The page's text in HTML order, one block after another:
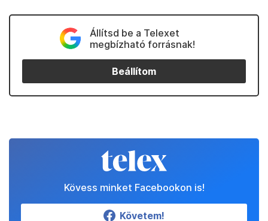
Állítsd be a Telexet
megbízható forrásnak!
Beállítom
Kövess minket Facebookon is!
Követem!